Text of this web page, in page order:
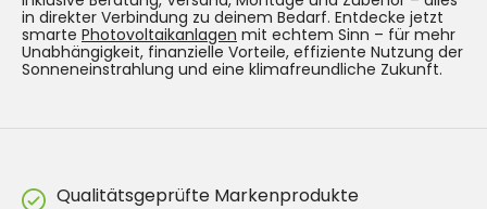
in direkter Verbindung zu deinem Bedarf. Entdecke jetzt
smarte Photovoltaikanlagen mit echtem Sinn – für mehr
Unabhängigkeit, finanzielle Vorteile, effiziente Nutzung der
Sonneneinstrahlung und eine klimafreundliche Zukunft.
Qualitätsgeprüfte Markenprodukte